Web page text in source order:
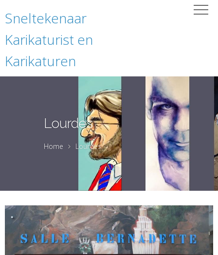
Sneltekenaar
Karikaturist en
Karikaturen
Lourdes
Home Lourdes